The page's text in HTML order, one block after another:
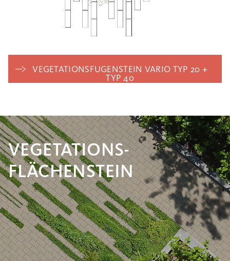
VEGETATIONSFUGENSTEIN VARIO TYP 20 +
TYP 40
VEGETATIONS-
FLÄCHENSTEIN